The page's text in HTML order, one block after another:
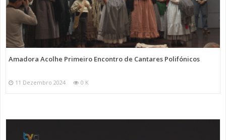
Amadora Acolhe Primeiro Encontro de Cantares Polifónicos
11 Dezembro 2024 0 K